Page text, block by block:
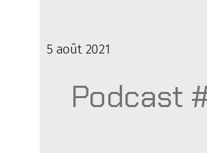
5 août 2021
Podcast